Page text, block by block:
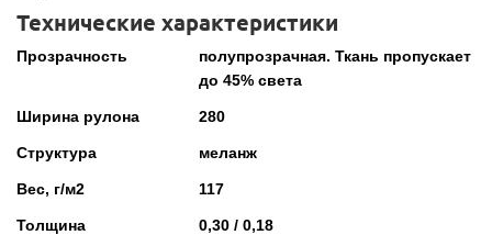
Технические характеристики
Прозрачность
полупрозрачная. Ткань пропускает
до 45% света
Ширина рулона 280
Структура меланж
Вес, г/м2 117
Толщина 0,30 / 0,18